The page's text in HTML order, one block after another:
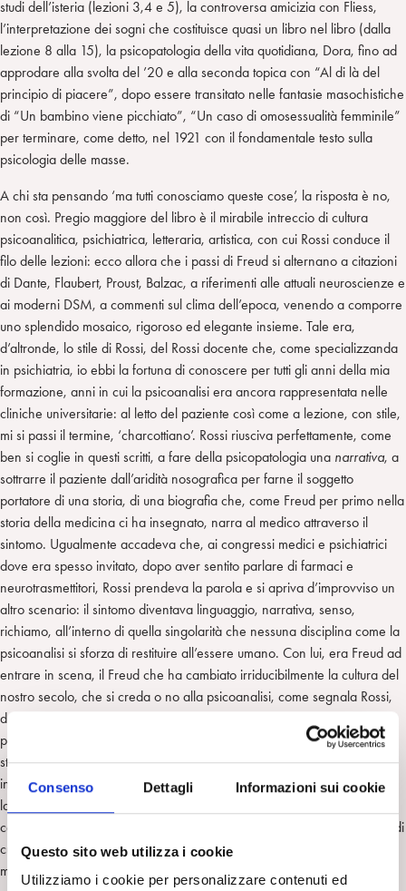
Consenso Dettagli Informazioni sui cookie
Questo sito web utilizza i cookie
Utilizziamo i cookie per personalizzare contenuti ed
studi dell’isteria (lezioni 3,4 e 5), la controversa amicizia con Fliess,
l’interpretazione dei sogni che costituisce quasi un libro nel libro (dalla
lezione 8 alla 15), la psicopatologia della vita quotidiana, Dora, fino ad
approdare alla svolta del ’20 e alla seconda topica con “Al di là del
principio di piacere”, dopo essere transitato nelle fantasie masochistiche
di “Un bambino viene picchiato”, “Un caso di omosessualità femminile”
per terminare, come detto, nel 1921 con il fondamentale testo sulla
psicologia delle masse.
A chi sta pensando ‘ma tutti conosciamo queste cose’, la risposta è no,
non così. Pregio maggiore del libro è il mirabile intreccio di cultura
psicoanalitica, psichiatrica, letteraria, artistica, con cui Rossi conduce il
filo delle lezioni: ecco allora che i passi di Freud si alternano a citazioni
di Dante, Flaubert, Proust, Balzac, a riferimenti alle attuali neuroscienze e
ai moderni DSM, a commenti sul clima dell’epoca, venendo a comporre
uno splendido mosaico, rigoroso ed elegante insieme. Tale era,
d’altronde, lo stile di Rossi, del Rossi docente che, come specializzanda
in psichiatria, io ebbi la fortuna di conoscere per tutti gli anni della mia
formazione, anni in cui la psicoanalisi era ancora rappresentata nelle
cliniche universitarie: al letto del paziente così come a lezione, con stile,
mi si passi il termine, ‘charcottiano’. Rossi riusciva perfettamente, come
ben si coglie in questi scritti, a fare della psicopatologia una narrativa, a
sottrarre il paziente dall’aridità nosografica per farne il soggetto
portatore di una storia, di una biografia che, come Freud per primo nella
storia della medicina ci ha insegnato, narra al medico attraverso il
sintomo. Ugualmente accadeva che, ai congressi medici e psichiatrici
dove era spesso invitato, dopo aver sentito parlare di farmaci e
neurotrasmettitori, Rossi prendeva la parola e si apriva d’improvviso un
altro scenario: il sintomo diventava linguaggio, narrativa, senso,
richiamo, all’interno di quella singolarità che nessuna disciplina come la
psicoanalisi si sforza di restituire all’essere umano. Con lui, era Freud ad
entrare in scena, il Freud che ha cambiato irriducibilmente la cultura del
nostro secolo, che si creda o no alla psicoanalisi, come segnala Rossi,
dopo Freud il mondo e la visione dell’umano non sono più stati come
prima. Ogni lezione riesce a cogliere il punto emergente della
straordinarietà della scoperta freudiana: la sessualità infantile che abita
in tutti noi come elemento perverso; l’irriducibilità della vita al bene con
la pulsione di morte; il transfert che lo sommerge, ancora impreparato,
con Dora; il legame erotico e regressivo che rende gregario il gruppo di
cui si pensava, fino ad allora, che l’importante fosse il capo e non la
massa; l’identificazione narcisistica nell’omosessualità, e via dicendo…